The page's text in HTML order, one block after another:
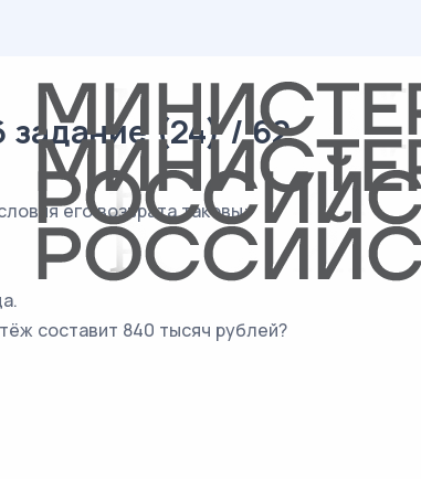
(24) / 62
его возврата таковы:
составит 840 тысяч рублей?